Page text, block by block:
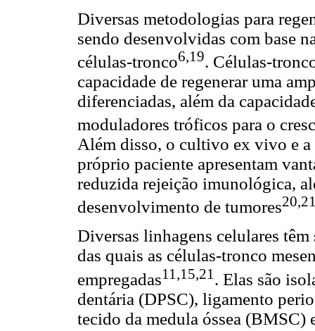
Diversas metodologias para
sendo desenvolvidas com base
células-tronco6,19. Células-
capacidade de regenerar uma
diferenciadas, além da
moduladores tróficos para o
Além disso, o cultivo ex vivo e
próprio paciente apresentam
reduzida rejeição imunológica,
desenvolvimento de tumores
Diversas linhagens celulares
das quais as células-tronco
empregadas11,15,21 . Elas são
dentária (DPSC), ligamento
tecido da medula óssea